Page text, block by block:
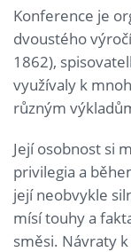
Konference je
dvoustého
1862),
využívaly k
různým
Její osobnost si
privilegia a
její neobvykle
mísí touhy a
směsi. Návraty